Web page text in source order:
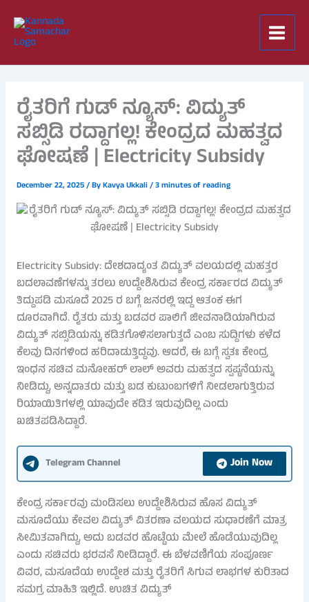
content
ರೈತರಿಗೆ ಗುಡ್ ನ್ಯೂಸ್: ವಿದ್ಯುತ್
ಸಬ್ಸಿಡಿ ರದ್ದಾಗಲ್ಲ! ಕೇಂದ್ರದ ಮಹತ್ವದ
ಘೋಷಣೆ | Electricity Subsidy
December 22, 2025/ ByKavya Ukkali/3 minutes of reading
Electricity Subsidy: ದೇಶದಾದ್ಯಂತ ವಿದ್ಯುತ್ ವಲಯದಲ್ಲಿ ಮಹತ್ತರ
ಬದಲಾವಣೆಗಳನ್ನು ತರಲು ಉದ್ದೇಶಿಸಿರುವ ಕೇಂದ್ರ ಸರ್ಕಾರದ ವಿದ್ಯುತ್
ತಿದ್ದುಪಡಿ ಮಸೂದೆ 2025 ರ ಬಗ್ಗೆ ಜನರಲ್ಲಿ ಇದ್ದ ಆತಂಕ ಈಗ
ದೂರವಾಗಿದೆ. ರೈತರು ಮತ್ತು ಬಡವರ ಪಾಲಿಗೆ ಜೀವನಾಡಿಯಾಗಿರುವ
ವಿದ್ಯುತ್ ಸಬ್ಸಿಡಿಯನ್ನು ಕಡಿತಗೊಳಿಸಲಾಗುತ್ತದೆ ಎಂಬ ಸುದ್ದಿಗಳು ಕಳೆದ
ಕೆಲವು ದಿನಗಳಿಂದ ಹರಿದಾಡುತ್ತಿದ್ದವು. ಆದರೆ, ಈ ಬಗ್ಗೆ ಸ್ವತಃ ಕೇಂದ್ರ
ಇಂಧನ ಸಚಿವ ಮನೋಹರ್ ಲಾಲ್ ಅವರು ಮಹತ್ವದ ಸ್ಪಷ್ಟನೆಯನ್ನು
ನೀಡಿದ್ದು, ಅನ್ನದಾತರು ಮತ್ತು ಬಡ ಕುಟುಂಬಗಳಿಗೆ ನೀಡಲಾಗುತ್ತಿರುವ
ರಿಯಾಯಿತಿಗಳಲ್ಲಿ ಯಾವುದೇ ಕಡಿತ ಇರುವುದಿಲ್ಲ ಎಂದು
ಖಚಿತಪಡಿಸಿದ್ದಾರೆ.
Telegram Channel Join Now
ಕೇಂದ್ರ ಸರ್ಕಾರವು ಮಂಡಿಸಲು ಉದ್ದೇಶಿಸಿರುವ ಹೊಸ ವಿದ್ಯುತ್
ಮಸೂದೆಯು ಕೇವಲ ವಿದ್ಯುತ್ ವಿತರಣಾ ವಲಯದ ಸುಧಾರಣೆಗೆ ಮಾತ್ರ
ಸೀಮಿತವಾಗಿದ್ದು, ಅದು ಬಡವರ ಹೊಟ್ಟೆಯ ಮೇಲೆ ಹೊಡೆಯುವುದಿಲ್ಲ
ಎಂದು ಸಚಿವರು ಭರವಸೆ ನೀಡಿದ್ದಾರೆ. ಈ ಬೆಳವಣಿಗೆಯ ಸಂಪೂರ್ಣ
ವಿವರ, ಮಸೂದೆಯ ಉದ್ದೇಶ ಮತ್ತು ರೈತರಿಗೆ ಸಿಗುವ ಲಾಭಗಳ ಕುರಿತಾದ
ಸಮಗ್ರ ಮಾಹಿತಿ ಇಲ್ಲಿದೆ. ಉಚಿತ ವಿದ್ಯುತ್